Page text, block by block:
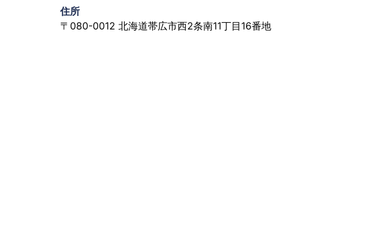
住所
〒080-0012 北海道帯広市西2条南11丁目16番地